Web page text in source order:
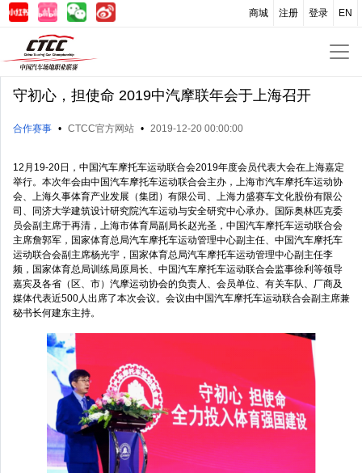
EN
登录
注册
商城
守初心，担使命 2019中汽摩联年会于上海召开
合作赛事 • CTCC官方网站 • 2019-12-20 00:00:00
12月19-20日，中国汽车摩托车运动联合会2019年度会员代表大会在上海嘉定
举行。本次年会由中国汽车摩托车运动联合会主办，上海市汽车摩托车运动协
会、上海久事体育产业发展（集团）有限公司、上海力盛赛车文化股份有限公
司、同济大学建筑设计研究院汽车运动与安全研究中心承办。国际奥林匹克委
员会副主席于再清，上海市体育局副局长赵光圣，中国汽车摩托车运动联合会
主席詹郭军，国家体育总局汽车摩托车运动管理中心副主任、中国汽车摩托车
运动联合会副主席杨光宇，国家体育总局汽车摩托车运动管理中心副主任李
频，国家体育总局训练局原局长、中国汽车摩托车运动联合会监事徐利等领导
嘉宾及各省（区、市）汽摩运动协会的负责人、会员单位、有关车队、厂商及
媒体代表近500人出席了本次会议。会议由中国汽车摩托车运动联合会副主席兼
秘书长何建东主持。